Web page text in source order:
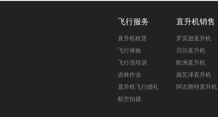
飞行服务
直升机租赁
飞行体验
飞行员培训
农林作业
直升机飞行婚礼
航空拍摄
直升机销售
罗宾逊直升机
贝尔直升机
欧洲直升机
施瓦泽直升机
阿古斯特直升机